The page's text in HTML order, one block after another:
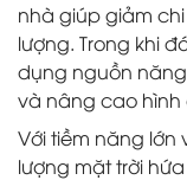
nhà giúp giảm
lượng. Trong khi
dụng nguồn
và nâng cao hình
Với tiềm năng lớn
lượng mặt trời